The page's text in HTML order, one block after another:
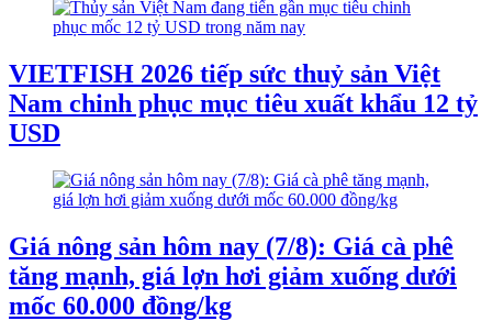
VIETFISH 2026 tiếp sức thuỷ sản Việt
Nam chinh phục mục tiêu xuất khẩu 12 tỷ
USD
Giá nông sản hôm nay (7/8): Giá cà phê
tăng mạnh, giá lợn hơi giảm xuống dưới
mốc 60.000 đồng/kg